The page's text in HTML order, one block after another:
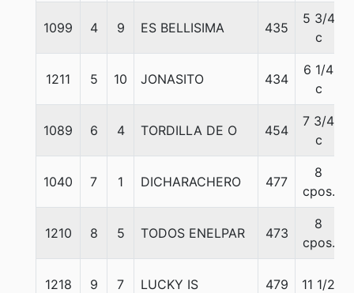
1099 4 9 ES BELLISIMA 435
5 3/4
c
1211 5 10 JONASITO 434
6 1/4
c
1089 6 4 TORDILLA DE O 454
7 3/4
c
1040 7 1 DICHARACHERO 477
8
cpos.
1210 8 5 TODOS ENELPAR 473
8
cpos.
1218 9 7 LUCKY IS 479 11 1/2